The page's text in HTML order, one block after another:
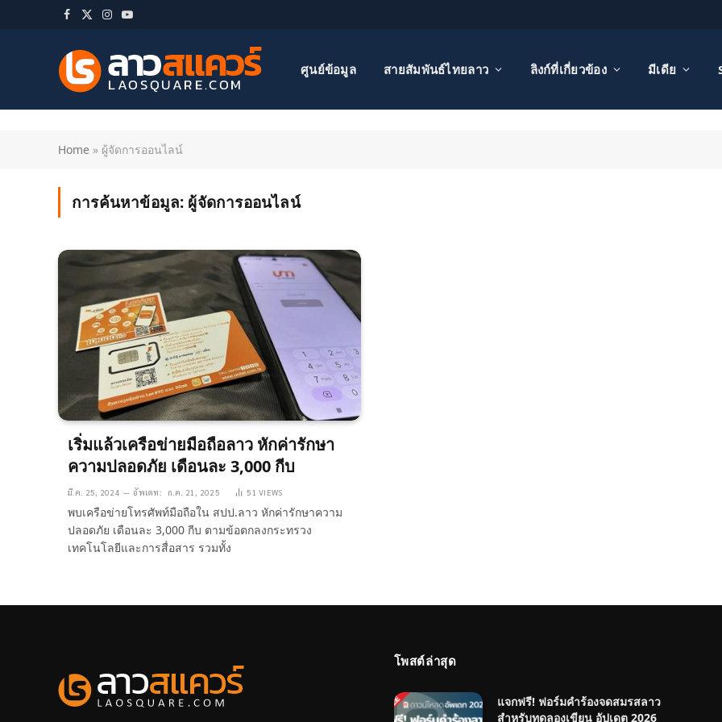
Facebook
X
Instagram
YouTube
ศูนย์ข้อมูล สายสัมพันธ์ไทยลาว ลิงก์ที่เกี่ยวข้อง มีเดีย
Home » ผู้จัดการออนไลน์
การค้นหาข้อมูล: ผู้จัดการออนไลน์
เริ่มแล้วเครือข่ายมือถือลาว หักค่ารักษา
ความปลอดภัย เดือนละ 3,000 กีบ
มี.ค. 25, 2024 อัพเดท: ก.ค. 21, 2025 51VIEWS
พบเครือข่ายโทรศัพท์มือถือใน สปป.ลาว หักค่ารักษาความ
ปลอดภัย เดือนละ 3,000 กีบ ตามข้อตกลงกระทรวง
เทคโนโลยีและการสื่อสาร รวมทั้ง
โพสต์ล่าสุด
แจกฟรี! ฟอร์มคำร้องจดสมรสลาว
สำหรับทดลองเขียน อัปเดต 2026